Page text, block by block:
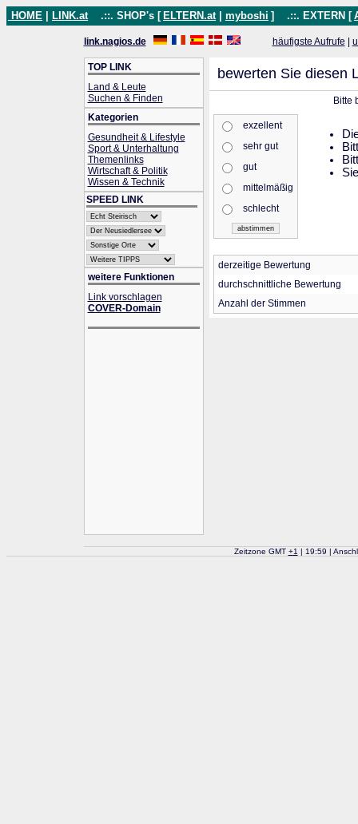
HOME LINK.at .::. SHOP's [ ELTERN.at myboshi ] .::. EXTERN [
link.nagios.de häufigste Aufrufe
TOP LINK
Land & Leute
Suchen & Finden
Kategorien
Gesundheit & Lifestyle
Sport & Unterhaltung
Themenlinks
Wirtschaft & Politik
Wissen & Technik
SPEED LINK
weitere Funktionen
Link vorschlagen
COVER-Domain
bewerten Sie diesen
Bitte
exzellent
sehr gut
gut
mittelmäßig
schlecht
derzeitige Bewertung
durchschnittliche Bewertung
Anzahl der Stimmen
Zeitzone GMT +1 | 19:59 |